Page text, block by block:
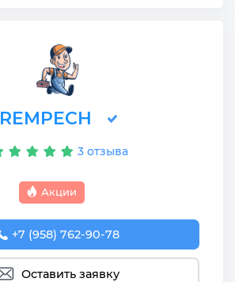
REMPECH
3 отзыва
Акции
+7 (958) 762-90-78
Оставить заявку